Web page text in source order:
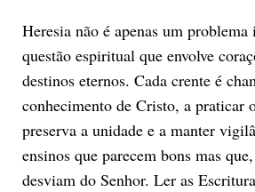
Heresia não é apenas um
questão espiritual que envolve
destinos eternos. Cada crente é
conhecimento de Cristo, a praticar
preserva a unidade e a manter
ensinos que parecem bons mas
desviam do Senhor. Ler as